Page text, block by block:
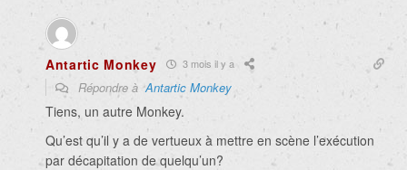
Antartic Monkey 3 mois il y a
Répondre àAntartic Monkey
Tiens, un autre Monkey.
Qu’est qu’il y a de vertueux à mettre en scène l’exécution
par décapitation de quelqu’un?